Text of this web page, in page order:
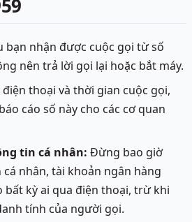
bạn nhận được cuộc gọi từ số
nên trả lời gọi lại hoặc bắt máy.
điện thoại và thời gian cuộc gọi,
cáo số này cho các cơ quan
tin cá nhân: Đừng bao giờ
nhân, tài khoản ngân hàng
bất kỳ ai qua điện thoại, trừ khi
tính của người gọi.